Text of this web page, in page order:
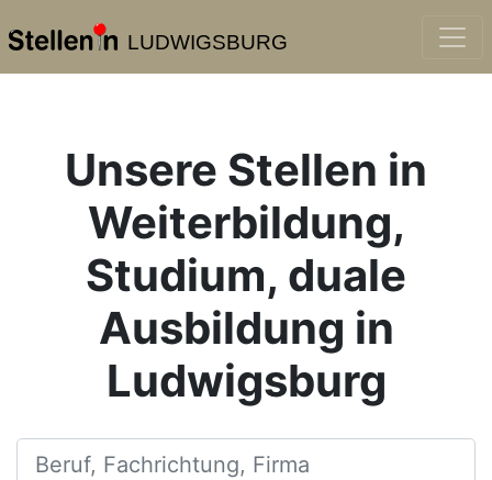
LUDWIGSBURG
Unsere Stellen in
Weiterbildung,
Studium, duale
Ausbildung in
Ludwigsburg
Beruf, Fachrichtung, Firma